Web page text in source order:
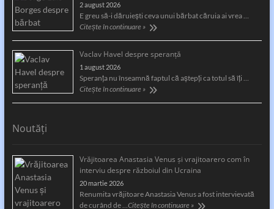
2 august 2026
E greu să-i dăruiești ceva unui bărbat căruia ai vrea …
Citește în continuare »
Vaclav Havel despre speranță
1 august 2026
Speranţa nu înseamnă faptul că aştepţi ca totul să îţi …
Citește în continuare »
Noutăți
Vrăjitoarea Anastasia Venus și vrajitoarero com în
interviu despre războiul din Ucraina
20 martie 2026
Renumita vrăjitoare Anastasia Venus a fost intervievată
de curând de …Citește în continuare »